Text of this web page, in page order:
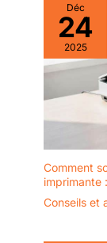
Déc
24
2025
Comment
imprimante
Conseils et